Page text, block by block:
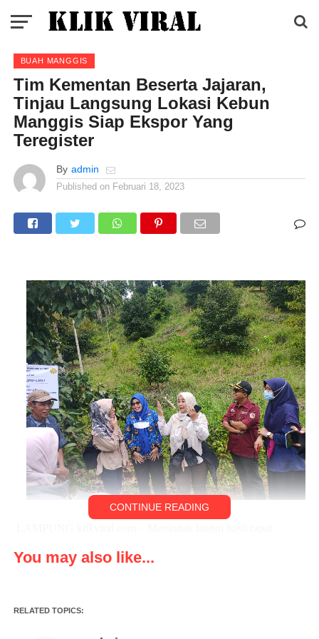
BUAH MANGGIS
Tim Kementan Beserta Jajaran,
Tinjau Langsung Lokasi Kebun
Manggis Siap Ekspor Yang
Teregister
By admin
Published on Februari 18, 2023
digelar di Kantor Balai Karantina Pertanian Lampung, Kamis
Hubungan Internasional Kementerian Pertanian RI. Beliau
bersama tim berdasarkan arahan Ketua Komisi IV DPR-RI turun
CONTINUE READING
You may also like...
RELATED TOPICS: